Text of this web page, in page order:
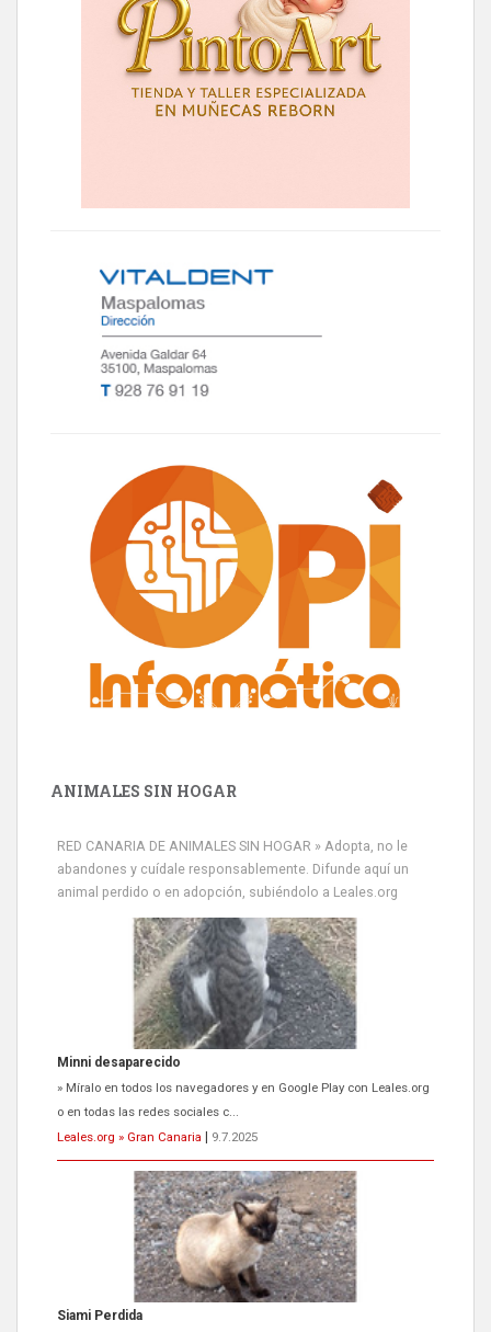
ANIMALES SIN HOGAR
RED CANARIA DE ANIMALES SIN HOGAR » Adopta, no le
abandones y cuídale responsablemente. Difunde aquí un
animal perdido o en adopción, subiéndolo a Leales.org
Siami Perdida
Se llama Siami,es hembra de 4 años,esterilizada con marca de
oreja,cariñosa,mimosa pero miedosa,e...
Leales.org » Gran Canaria
9.7.2025
ADOPCIÓN URGENTE GATA TEROR GRAN CANARIA